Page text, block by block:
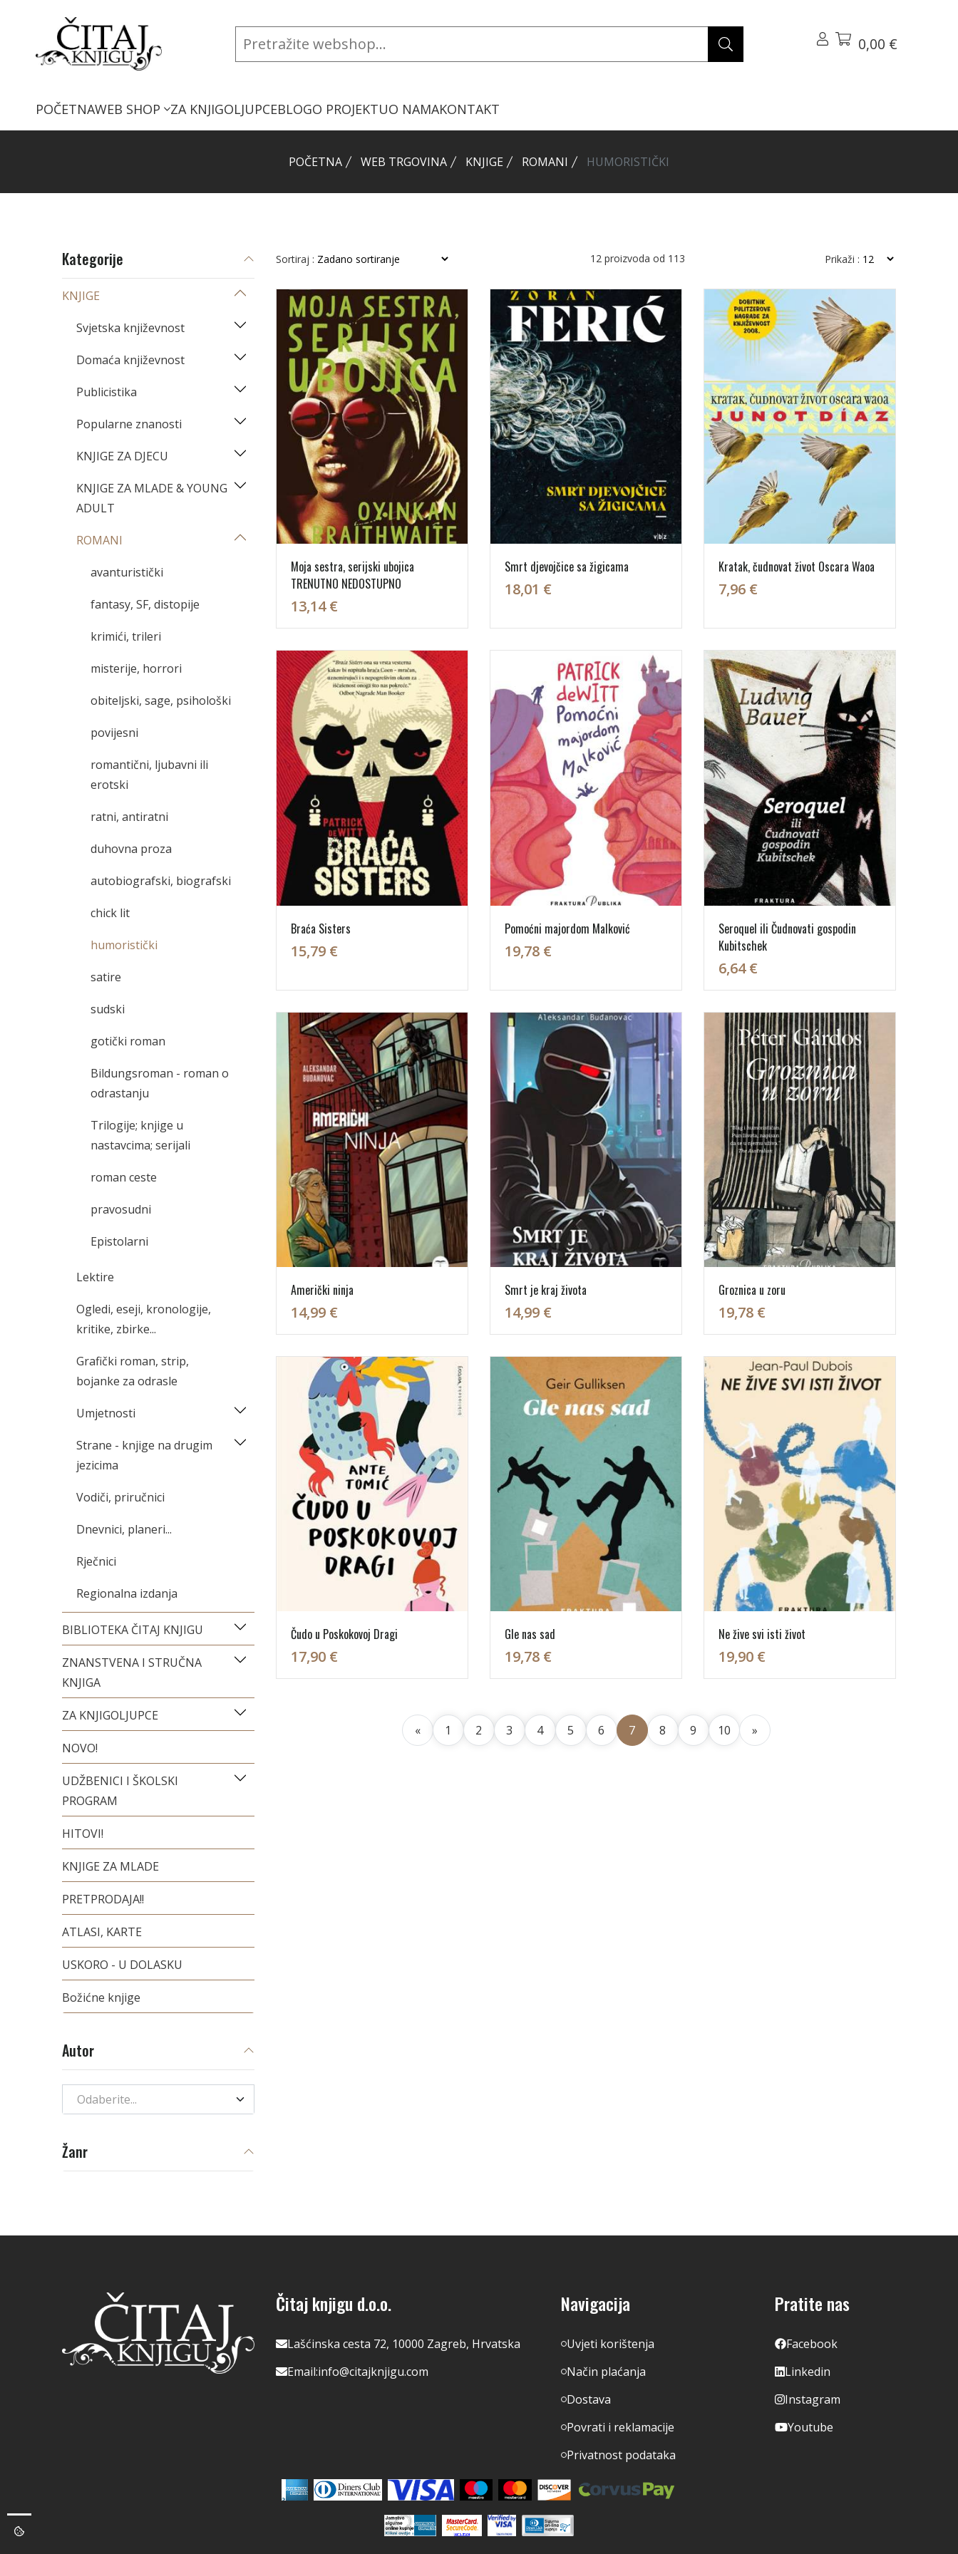
0,00 €
POČETNAWEB SHOP ZA KNJIGOLJUPCEBLOGO PROJEKTUO NAMAKONTAKT
POČETNA WEB TRGOVINA KNJIGE ROMANI HUMORISTIČKI
Sortiraj : 12 proizvoda od 113 Prikaži :
Moja sestra, serijski ubojica
TRENUTNO NEDOSTUPNO
13,14 €
Smrt djevojčice sa žigicama
18,01 €
Kratak, čudnovat život Oscara Waoa
7,96 €
Braća Sisters
15,79 €
Pomoćni majordom Malković
19,78 €
Seroquel ili Čudnovati gospodin
Kubitschek
6,64 €
Američki ninja
14,99 €
Smrt je kraj života
14,99 €
Groznica u zoru
19,78 €
Čudo u Poskokovoj Dragi
17,90 €
Gle nas sad
19,78 €
Ne žive svi isti život
19,90 €
« 1 2 3 4 5 6 7 8 9 10 »
Kategorije
KNJIGE
Svjetska književnost
Domaća književnost
Publicistika
Popularne znanosti
KNJIGE ZA DJECU
KNJIGE ZA MLADE & YOUNG
ADULT
ROMANI
avanturistički
fantasy, SF, distopije
krimići, trileri
misterije, horrori
obiteljski, sage, psihološki
povijesni
romantični, ljubavni ili
erotski
ratni, antiratni
duhovna proza
autobiografski, biografski
chick lit
humoristički
satire
sudski
gotički roman
Bildungsroman - roman o
odrastanju
Trilogije; knjige u
nastavcima; serijali
roman ceste
pravosudni
Epistolarni
Lektire
Ogledi, eseji, kronologije,
kritike, zbirke...
Grafički roman, strip,
bojanke za odrasle
Umjetnosti
Strane - knjige na drugim
jezicima
Vodiči, priručnici
Dnevnici, planeri...
Rječnici
Regionalna izdanja
BIBLIOTEKA ČITAJ KNJIGU
ZNANSTVENA I STRUČNA
KNJIGA
ZA KNJIGOLJUPCE
NOVO!
UDŽBENICI I ŠKOLSKI
PROGRAM
HITOVI!
KNJIGE ZA MLADE
PRETPRODAJA!!
ATLASI, KARTE
USKORO - U DOLASKU
Božićne knjige
Autor
Odaberite...
Žanr
Čitaj knjigu d.o.o.
Lašćinska cesta 72, 10000 Zagreb, Hrvatska
Email:info@citajknjigu.com
Navigacija
Uvjeti korištenja
Način plaćanja
Dostava
Povrati i reklamacije
Privatnost podataka
Pratite nas
Facebook
Linkedin
Instagram
Youtube